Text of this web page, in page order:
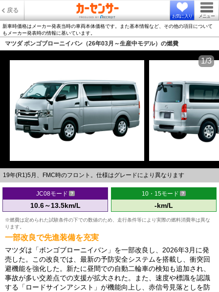
戻る
お気に入り メニュー
新車時価格はメーカー発表当時の車両本体価格です。また基本情報など、その他の項目について
もメーカー発表時の情報に基いています。
マツダ ボンゴブローニイバン（26年03月～生産中モデル）の燃費
19年(R1)5月、FMC時のフロント。仕様はグレードにより異なります
1/3
JC08モード
10.6～13.5km/L
10・15モード
-km/L
※燃費は定められた試験条件の下での数値のため、走行条件等により実際の燃料消費率は異な
ります。
一部改良で先進装備を充実
マツダは「ボンゴブローニイバン」を一部改良し、2026年3月に発
売した。この改良では、最新の予防安全システムを搭載し、衝突回
避機能を強化した。新たに昼間での自動二輪車の検知も追加され、
事故が多い交差点での支援が拡大された。また、速度や標識を認識
する「ロードサインアシスト」が機能向上し、赤信号見落としを防